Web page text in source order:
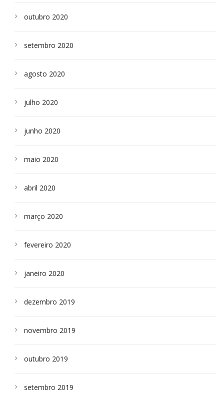
outubro 2020
setembro 2020
agosto 2020
julho 2020
junho 2020
maio 2020
abril 2020
março 2020
fevereiro 2020
janeiro 2020
dezembro 2019
novembro 2019
outubro 2019
setembro 2019